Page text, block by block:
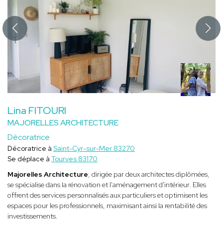
Lina FITOURI
MAJORELLES ARCHITECTURE
Décoratrice
Décoratrice à Saint-Cyr-sur-Mer 83270
Se déplace à Tourves 83170
Majorelles Architecture , dirigée par deux architectes diplômées,
se spécialise dans la rénovation et l'aménagement d'intérieur. Elles
offrent des services personnalisés aux particuliers et optimisent les
espaces pour les professionnels, maximisant ainsi la rentabilité des
investissements.